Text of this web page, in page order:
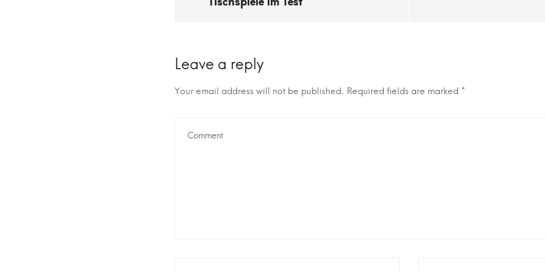
Leave a reply
Your email address will not be published. Required fields are marked *